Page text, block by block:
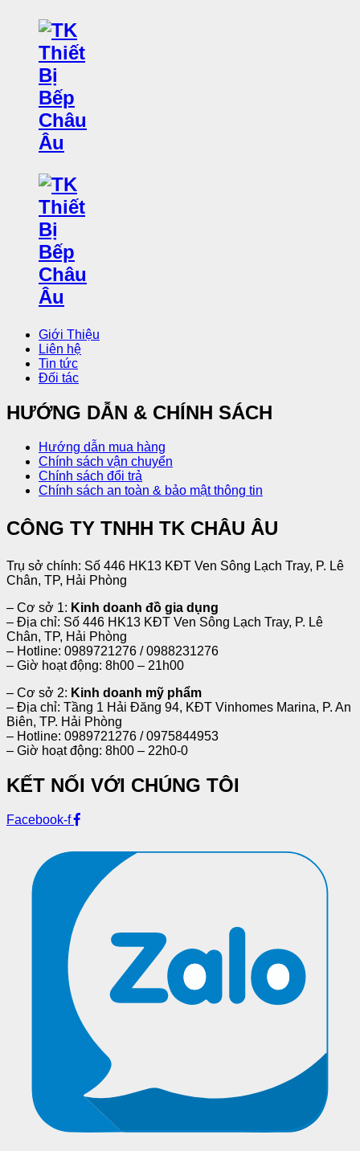
Giới Thiệu
Liên hệ
Tin tức
Đối tác
HƯỚNG DẪN & CHÍNH SÁCH
Hướng dẫn mua hàng
Chính sách vận chuyển
Chính sách đổi trả
Chính sách an toàn & bảo mật thông tin
CÔNG TY TNHH TK CHÂU ÂU
Trụ sở chính: Số 446 HK13 KĐT Ven Sông Lạch Tray, P. Lê
Chân, TP, Hải Phòng
– Cơ sở 1: Kinh doanh đồ gia dụng
– Địa chỉ: Số 446 HK13 KĐT Ven Sông Lạch Tray, P. Lê
Chân, TP, Hải Phòng
– Hotline: 0989721276 / 0988231276
– Giờ hoạt động: 8h00 – 21h00
– Cơ sở 2: Kinh doanh mỹ phẩm
– Địa chỉ: Tầng 1 Hải Đăng 94, KĐT Vinhomes Marina, P. An
Biên, TP. Hải Phòng
– Hotline: 0989721276 / 0975844953
– Giờ hoạt động: 8h00 – 22h0-0
KẾT NỐI VỚI CHÚNG TÔI
Facebook-f